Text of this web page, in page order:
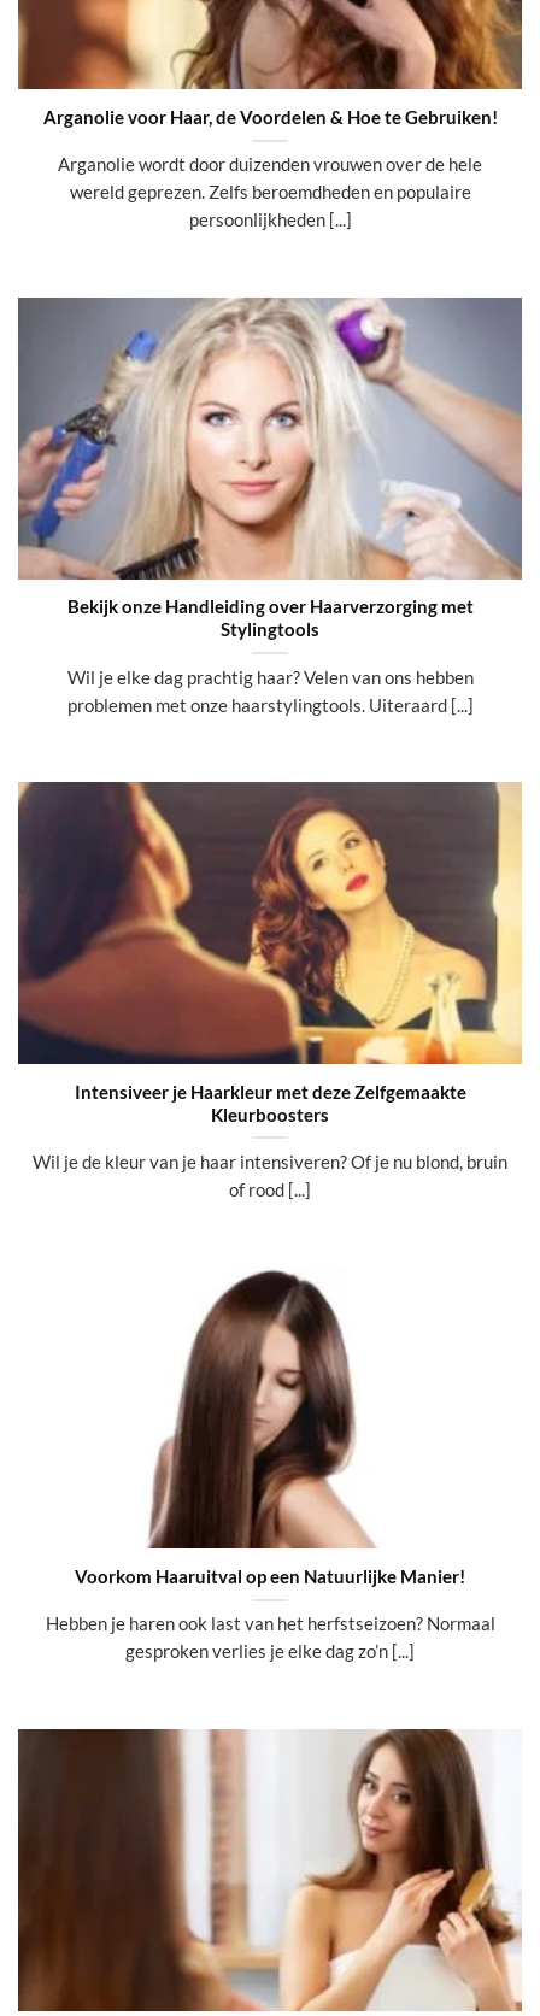
Arganolie voor Haar, de Voordelen & Hoe te Gebruiken!
Arganolie wordt door duizenden vrouwen over de hele
wereld geprezen. Zelfs beroemdheden en populaire
persoonlijkheden [...]
Bekijk onze Handleiding over Haarverzorging met
Stylingtools
Wil je elke dag prachtig haar? Velen van ons hebben
problemen met onze haarstylingtools. Uiteraard [...]
Intensiveer je Haarkleur met deze Zelfgemaakte
Kleurboosters
Wil je de kleur van je haar intensiveren? Of je nu blond, bruin
of rood [...]
Voorkom Haaruitval op een Natuurlijke Manier!
Hebben je haren ook last van het herfstseizoen? Normaal
gesproken verlies je elke dag zo’n [...]